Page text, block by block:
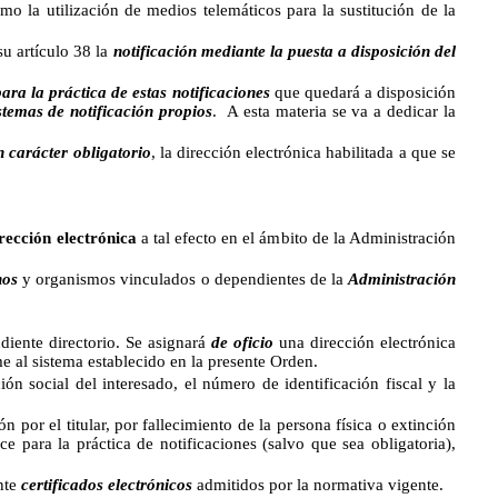
la utilización de medios telemáticos para la sustitución de la
artículo 38 la notificación mediante la puesta a disposición del
la práctica de estas notificacionesque quedará a disposición
de notificación propios. A esta materia se va a dedicar la
carácter obligatorio, la dirección electrónica habilitada a que se
electrónica a tal efecto en el ámbito de la Administración
y organismos vinculados o dependientes de laAdministración
directorio. Se asignaráde oficio una dirección electrónica
sistema establecido en la presente Orden.
social del interesado, el número de identificación fiscal y la
por el titular, por fallecimiento de la persona física o extinción
para la práctica de notificaciones (salvo que sea obligatoria),
certificados electrónicos admitidos por la normativa vigente.